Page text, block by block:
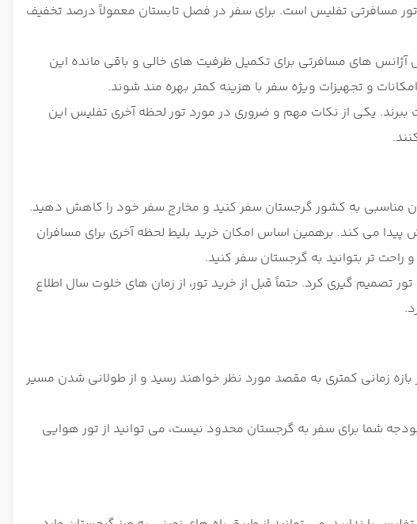
مسافرتی تفلیس است. برای سفر در فصل تابستان معمولاً درصد تخفیف
های مسافرتی برای تکمیل ظرفیت های خالی و باقی مانده این
و تجهیزات ویژه سفر با هزینه کمتر بهره مند شوند.
ببرند. یکی از نکات مهم و ضروری در مورد تور لحظه آخری تفلیس این
مناسبی به کشور گرجستان سفر کنید و مخارج سفر خود را کاهش دهید.
می کند. برهمین اساس امکان خرید بلیط لحظه آخری برای مسافران
تر بتوانید به گرجستان سفر کنید.
تصمیم گیری کرد. حتماً قبل از خرید تور، از زمان های خلوت سال اطلاع
بازه زمانی کمتری به مقصد مورد نظر خواهند رسید و از طولانی شدن مسیر
شما برای سفر به گرجستان محدود نیست، می توانید از تور هوایی